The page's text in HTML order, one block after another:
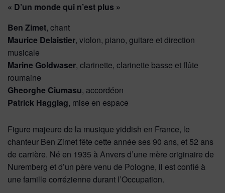
« D’un monde qui n’est plus »
Ben Zimet, chant
Maurice Delaistier, violon, piano, guitare et direction
musicale
Marine Goldwaser, clarinette, clarinette basse et flûte
roumaine
Gheorghe Ciumasu, accordéon
Patrick Haggiag, mise en espace
Figure majeure de la musique yiddish en France, le
chanteur Ben Zimet fête cette année ses 90 ans, et 52 ans
de carrière. Né en 1935 à Anvers d’une mère originaire de
Nuremberg et d’un père venu de Pologne, il est confié à
une famille corrézienne durant l’Occupation.